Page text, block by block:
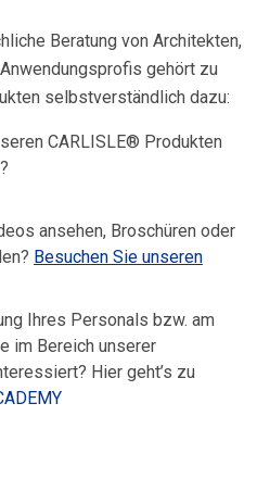
Beratung von Architekten,
gehört zu
selbstverständlich dazu:
CARLISLE® Produkten
ansehen, Broschüren oder
Besuchen Sie unseren
Ihres Personals bzw. am
im Bereich unserer
Hier geht’s zu